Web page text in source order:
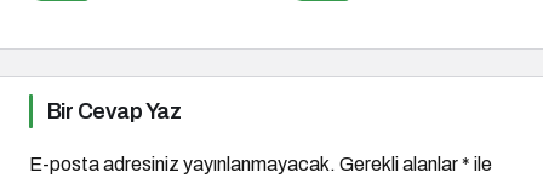
Bir Cevap Yaz
E-posta adresiniz yayınlanmayacak. Gerekli alanlar* ile